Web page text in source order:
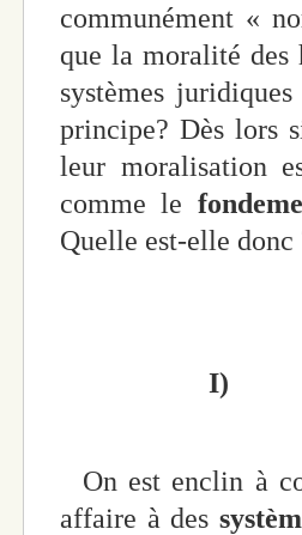
communément «
que la moralité des
systèmes
principe? Dès lors
leur moralisation
comme le
Quelle est-elle donc
On est enclin à
affaire à des